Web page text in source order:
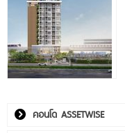
คอนโด ASSETWISE